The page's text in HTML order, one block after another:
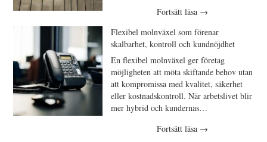
Fortsätt läsa →
Flexibel molnväxel som förenar
skalbarhet, kontroll och kundnöjdhet
En flexibel molnväxel ger företag
möjligheten att möta skiftande behov utan
att kompromissa med kvalitet, säkerhet
eller kostnadskontroll. När arbetslivet blir
mer hybrid och kundernas…
Fortsätt läsa →